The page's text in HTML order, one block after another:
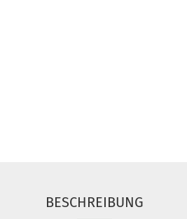
BESCHREIBUNG